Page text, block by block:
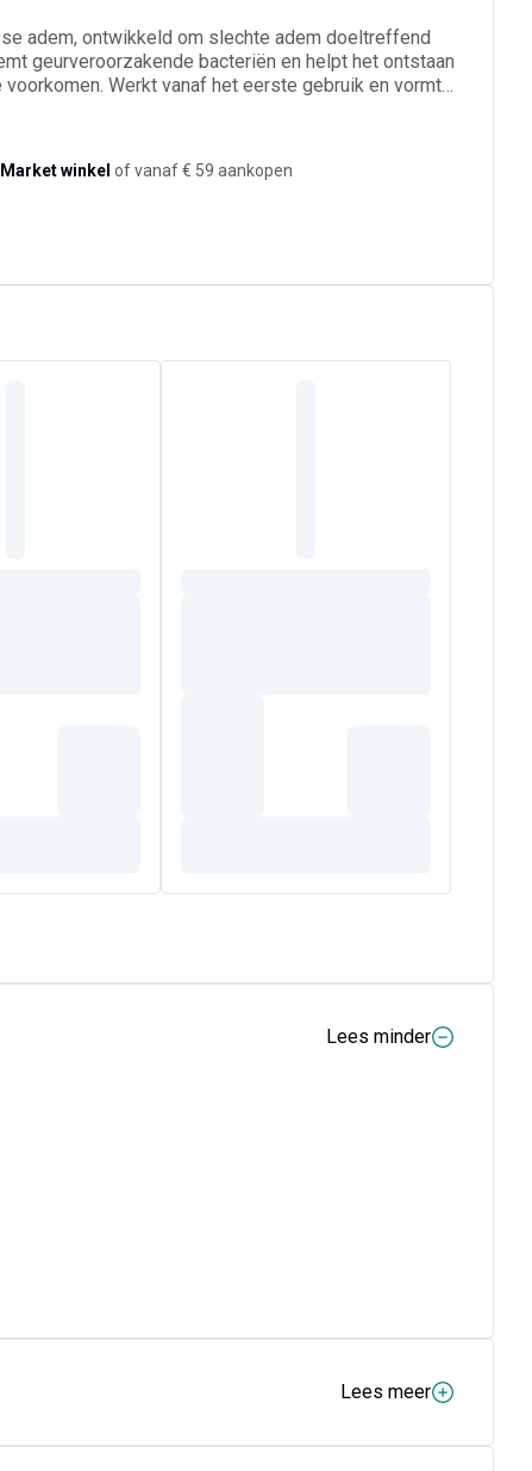
adem, ontwikkeld om slechte adem doeltreffend
geurveroorzakende bacteriën en helpt het ontstaan
voorkomen. Werkt vanaf het eerste gebruik en vormt
winkel of vanaf € 59 aankopen
Lees minder
Lees meer
Betaine, Saccharin, Sucralose, CI 4251.